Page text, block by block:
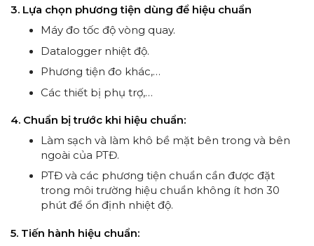
3. Lựa chọn phương tiện dùng để hiệu chuẩn
Máy đo tốc độ vòng quay.
Datalogger nhiệt độ.
Phương tiện đo khác,…
Các thiết bị phụ trợ,…
4. Chuẩn bị trước khi hiệu chuẩn:
Làm sạch và làm khô bề mặt bên trong và bên
ngoài của PTĐ.
PTĐ và các phương tiện chuẩn cần được đặt
trong môi trường hiệu chuẩn không ít hơn 30
phút để ổn định nhiệt độ.
5. Tiến hành hiệu chuẩn: